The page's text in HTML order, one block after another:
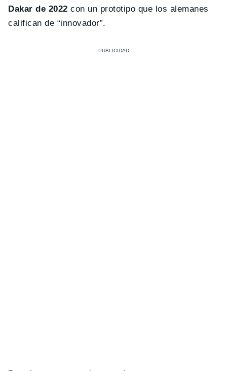
Dakar de 2022 con un prototipo que los alemanes
califican de “innovador”.